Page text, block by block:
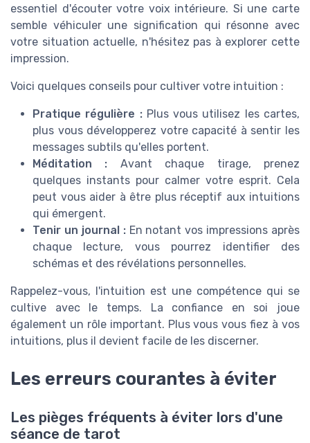
essentiel d'écouter votre voix intérieure. Si une carte
semble véhiculer une signification qui résonne avec
votre situation actuelle, n'hésitez pas à explorer cette
impression.
Voici quelques conseils pour cultiver votre intuition :
Pratique régulière :Plus vous utilisez les cartes,
plus vous développerez votre capacité à sentir les
messages subtils qu'elles portent.
Méditation : Avant chaque tirage, prenez
quelques instants pour calmer votre esprit. Cela
peut vous aider à être plus réceptif aux intuitions
qui émergent.
Tenir un journal :En notant vos impressions après
chaque lecture, vous pourrez identifier des
schémas et des révélations personnelles.
Rappelez-vous, l'intuition est une compétence qui se
cultive avec le temps. La confiance en soi joue
également un rôle important. Plus vous vous fiez à vos
intuitions, plus il devient facile de les discerner.
Les erreurs courantes à éviter
Les pièges fréquents à éviter lors d'une
séance de tarot